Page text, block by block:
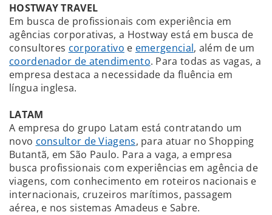
HOSTWAY TRAVEL
Em busca de profissionais com experiência em
agências corporativas, a Hostway está em busca de
consultores corporativo e emergencial, além de um
coordenador de atendimento. Para todas as vagas, a
empresa destaca a necessidade da fluência em
língua inglesa.
LATAM
A empresa do grupo Latam está contratando um
novo consultor de Viagens, para atuar no Shopping
Butantã, em São Paulo. Para a vaga, a empresa
busca profissionais com experiências em agência de
viagens, com conhecimento em roteiros nacionais e
internacionais, cruzeiros marítimos, passagem
aérea, e nos sistemas Amadeus e Sabre.